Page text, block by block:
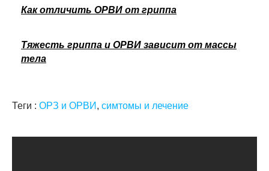
Как отличить ОРВИ от гриппа
Тяжесть гриппа и ОРВИ зависит от массы
тела
Теги : ОРЗ и ОРВИ , симтомы и лечение